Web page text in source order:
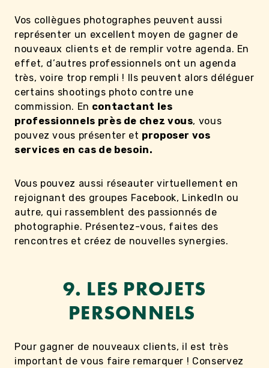
Vos collègues photographes peuvent aussi
représenter un excellent moyen de gagner de
nouveaux clients et de remplir votre agenda. En
effet, d’autres professionnels ont un agenda
très, voire trop rempli ! Ils peuvent alors déléguer
certains shootings photo contre une
commission. En contactant les
professionnels près de chez vous, vous
pouvez vous présenter et proposer vos
services en cas de besoin.
Vous pouvez aussi réseauter virtuellement en
rejoignant des groupes Facebook, LinkedIn ou
autre, qui rassemblent des passionnés de
photographie. Présentez-vous, faites des
rencontres et créez de nouvelles synergies.
9. LES PROJETS
PERSONNELS
Pour gagner de nouveaux clients, il est très
important de vous faire remarquer ! Conservez